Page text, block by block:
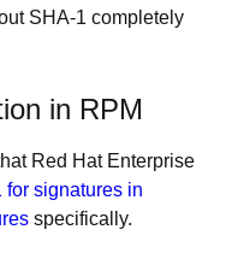
SHA-1 completely
in RPM
Red Hat Enterprise
signatures in
specifically.